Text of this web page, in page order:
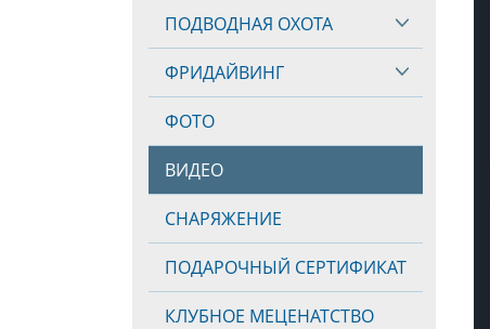
ПОДВОДНАЯ ОХОТА
ФРИДАЙВИНГ
ФОТО
ВИДЕО
СНАРЯЖЕНИЕ
ПОДАРОЧНЫЙ СЕРТИФИКАТ
КЛУБНОЕ МЕЦЕНАТСТВО